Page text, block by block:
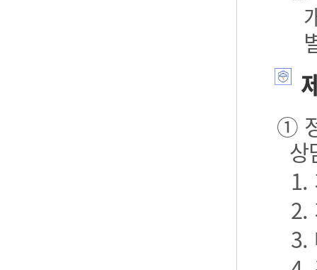
①
상
1.
2.
3.